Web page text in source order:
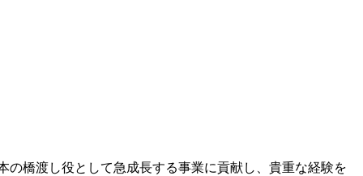
の橋渡し役として急成長する事業に貢献し、貴重な経験を